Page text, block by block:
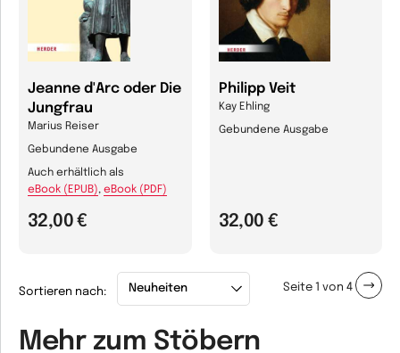
Jeanne d'Arc oder Die
Jungfrau
Marius Reiser
Gebundene Ausgabe
32,00 €
Auch erhältlich als
eBook (EPUB), eBook (PDF)
Philipp Veit
Kay Ehling
Gebundene Ausgabe
32,00 €
Sortieren nach: Seite 1 von 4
Mehr zum Stöbern